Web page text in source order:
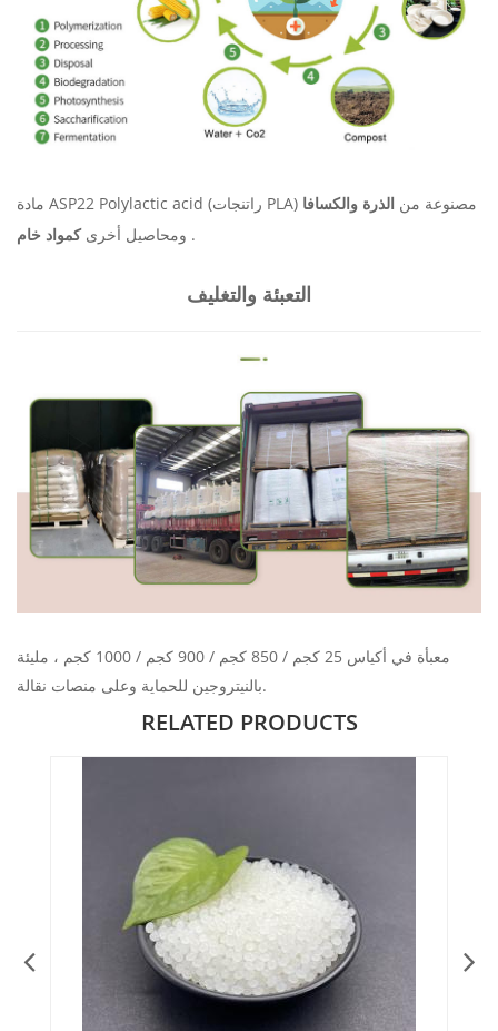
مادة ASP22 Polylactic acid (راتنجات PLA) مصنوعة من الذرة والكسافا
ومحاصيل أخرى .
التعبئة والتغليف
معبأة في أكياس 25 كجم / 850 كجم / 900 كجم / 1000 كجم ، مليئة
بالنيتروجين للحماية وعلى منصات نقالة.
RELATED PRODUCTS